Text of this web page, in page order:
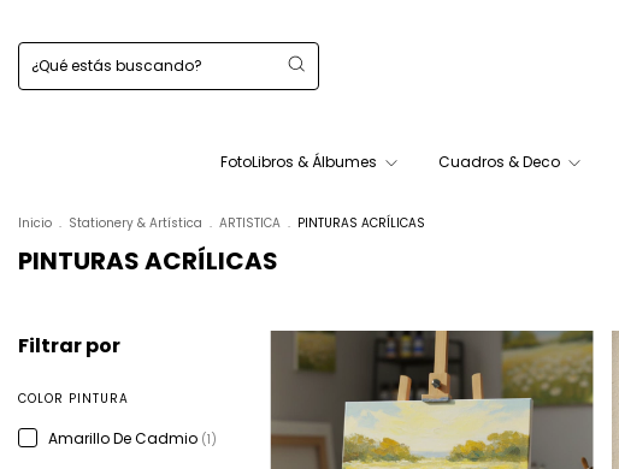
FotoLibros & Álbumes Cuadros & Deco
Inicio . Stationery & Artística . ARTISTICA . PINTURAS ACRÍLICAS
PINTURAS ACRÍLICAS
Filtrar por
COLOR PINTURA
Amarillo De Cadmio (1)